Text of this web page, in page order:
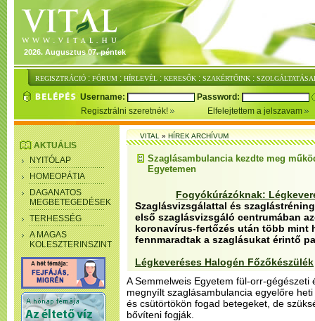
2026. Augusztus 07. péntek
REGISZTRÁCIÓ : FÓRUM : HÍRLEVÉL : KERESŐK : SZAKÉRTŐINK :
Username:
Password:
Regisztrálni szeretnék!
Elfelejtettem a jelszavam
AKTUÁLIS
NYITÓLAP
HOMEOPÁTIA
DAGANATOS
MEGBETEGEDÉSEK
TERHESSÉG
A MAGAS
KOLESZTERINSZINT
VITAL»HÍREK ARCHÍVUM
Szaglásambulancia kezdte meg
Egyetemen
Fogyókúrázóknak:
Szaglásvizsgálattal és
első szaglásvizsgáló centrumában
koronavírus-fertőzés után több mint
fennmaradtak a szaglásukat érintő
Légkeveréses Halogén Főzőkészülék
A Semmelweis Egyetem fül-orr-gégészeti
megnyílt szaglásambulancia egyelőre
és csütörtökön fogad betegeket, de
bővíteni fogják.